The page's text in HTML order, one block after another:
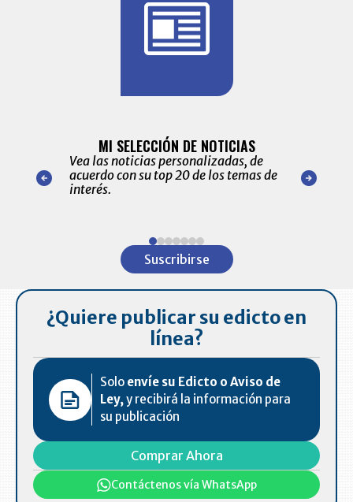
nuestro
para
MI SELECCIÓN DE NOTICIAS
Vea las noticias personalizadas, de
acuerdo con su top 20 de los temas de
interés.
de las
Suscribirse
¿Quiere publicar su edicto en
línea?
Solo envíe su Edicto o Aviso de
Ley,y recibirá la información para
su publicación
Comprar Ahora
Contáctenos vía WhatsApp